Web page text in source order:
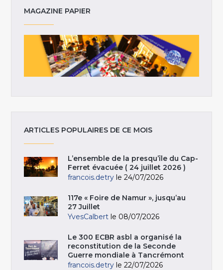
MAGAZINE PAPIER
ARTICLES POPULAIRES DE CE MOIS
L’ensemble de la presqu’île du Cap-
Ferret évacuée ( 24 juillet 2026 )
francois.detry le 24/07/2026
117e « Foire de Namur », jusqu’au
27 Juillet
YvesCalbert le 08/07/2026
Le 300 ECBR asbl a organisé la
reconstitution de la Seconde
Guerre mondiale à Tancrémont
francois.detry le 22/07/2026